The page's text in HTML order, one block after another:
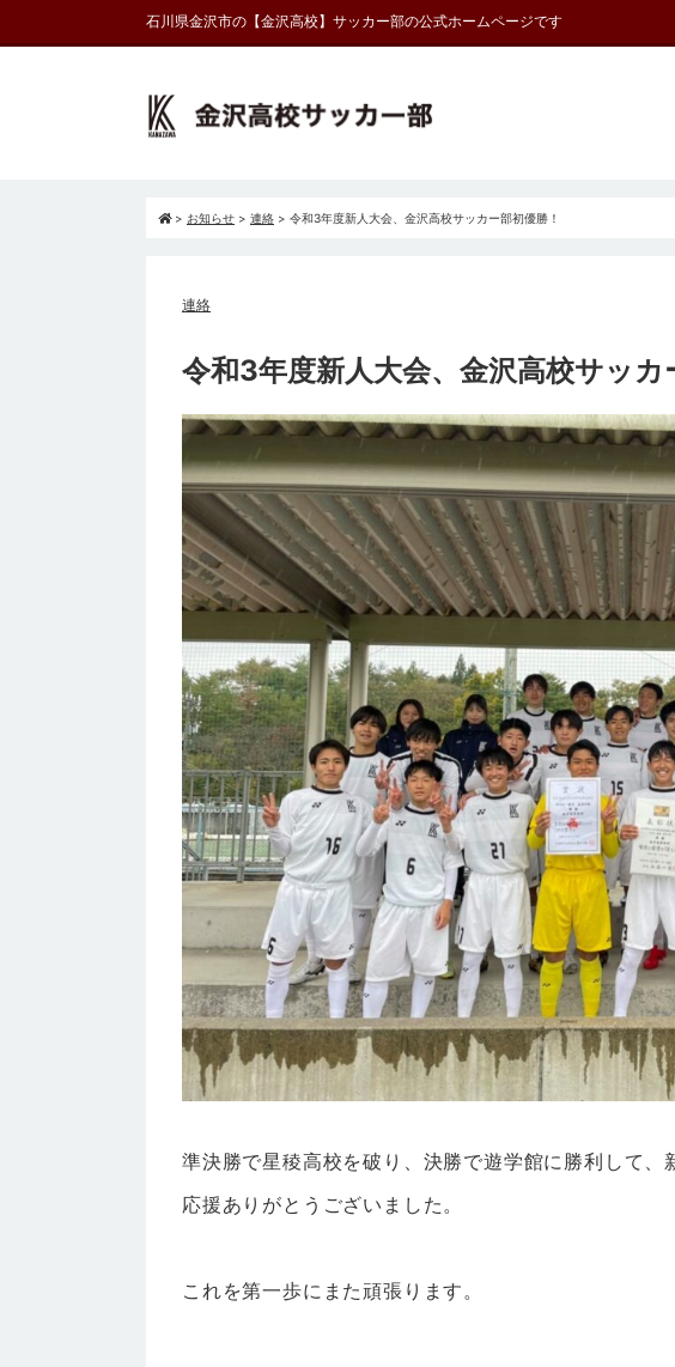
石川県金沢市の【金沢高校】サッカー部の公式ホームページです
> お知らせ > 連絡 > 令和3年度新人大会、金沢高校サッカー部初優勝！
連絡
令和3年度新人大会、金沢高校サッカ
準決勝で星稜高校を破り、決勝で遊学館に勝利して、
応援ありがとうございました。
これを第一歩にまた頑張ります。